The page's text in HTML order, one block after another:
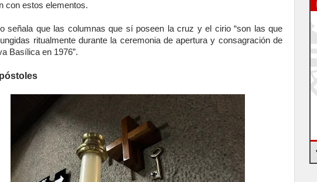
con estos elementos.
señala que las columnas que sí poseen la cruz y el cirio “son las que
ritualmente durante la ceremonia de apertura y consagración de
Basílica en 1976”.